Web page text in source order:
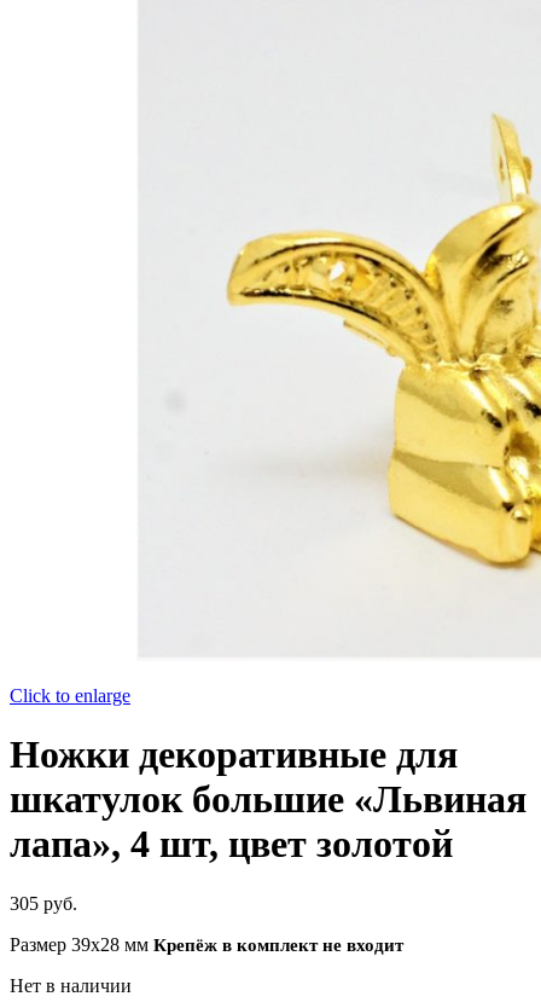
Click to enlarge
Ножки декоративные для
шкатулок большие «Львиная
лапа», 4 шт, цвет золотой
305 руб.
Размер 39х28 мм Крепёж в комплект не входит
Нет в наличии